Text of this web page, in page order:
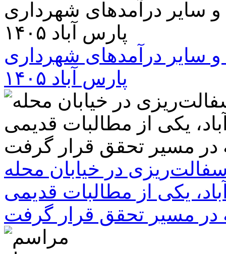
سایر درآمدهای شهرداری
پارس آباد ۱۴۰۵
در خیابان محله
یکی از مطالبات قدیمی
در مسیر تحقق قرار گرفت